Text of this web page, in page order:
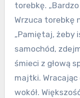
torebkę.
Wrzuca torebkę
„Pamiętaj, żeby
samochód,
śmieci z głową
majtki. Wracając
wokół.